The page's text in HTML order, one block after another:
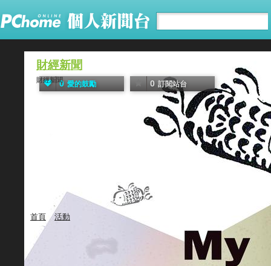
財經新聞
財經新聞0 愛的鼓勵 0 訂閱站台
首頁 活動